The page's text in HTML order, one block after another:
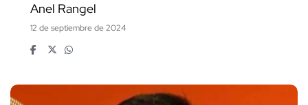
Anel Rangel
12 de septiembre de 2024